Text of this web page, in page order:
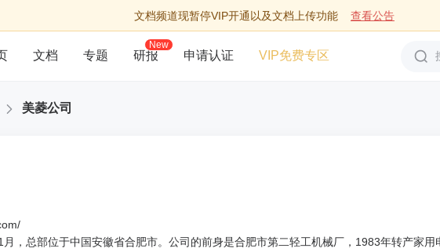
文档频道现暂停VIP开通以及文档上传功能 查看公告
文档 专题 研报
New
申请认证 VIP免费专区
美菱公司
，总部位于中国安徽省合肥市。公司的前身是合肥市第二轻工机械厂，1983年转产家用